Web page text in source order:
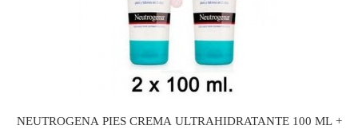
NEUTROGENA PIES CREMA ULTRAHIDRATANTE 100 ML +